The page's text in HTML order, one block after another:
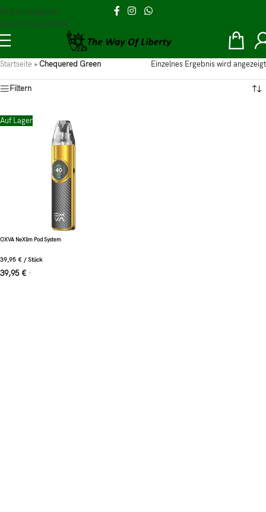
Skip to navigation
Skip to main content
Startseite »Chequered Green Einzelnes Ergebnis wird angezeigt
Filtern
Auf Lager
OXVA NeXlim Pod System
39,95 € /Stück
39,95 € *